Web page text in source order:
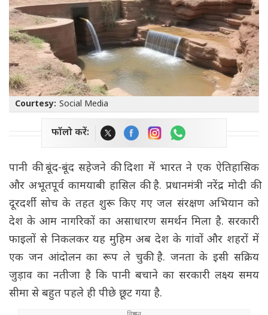
Courtesy: Social Media
फॉलो करें:
पानी की बूंद-बूंद सहेजने की दिशा में भारत ने एक ऐतिहासिक
और अभूतपूर्व कामयाबी हासिल की है. प्रधानमंत्री नरेंद्र मोदी की
दूरदर्शी सोच के तहत शुरू किए गए जल संरक्षण अभियान को
देश के आम नागरिकों का असाधारण समर्थन मिला है. सरकारी
फाइलों से निकलकर यह मुहिम अब देश के गांवों और शहरों में
एक जन आंदोलन का रूप ले चुकी है. जनता के इसी सक्रिय
जुड़ाव का नतीजा है कि पानी बचाने का सरकारी लक्ष्य समय
सीमा से बहुत पहले ही पीछे छूट गया है.